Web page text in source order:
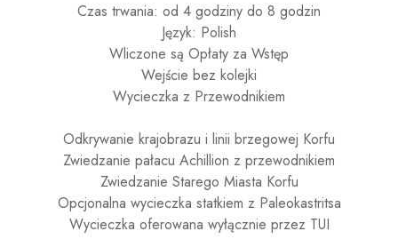
Czas trwania: od 4 godziny do 8 godzin
Język: Polish
Wliczone są Opłaty za Wstęp
Wejście bez kolejki
Wycieczka z Przewodnikiem
Odkrywanie krajobrazu i linii brzegowej Korfu
Zwiedzanie pałacu Achillion z przewodnikiem
Zwiedzanie Starego Miasta Korfu
Opcjonalna wycieczka statkiem z Paleokastritsa
Wycieczka oferowana wyłącznie przez TUI